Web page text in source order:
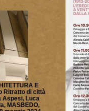
E
Ritratto di città
Aspesi, Luca
MASBEDO,